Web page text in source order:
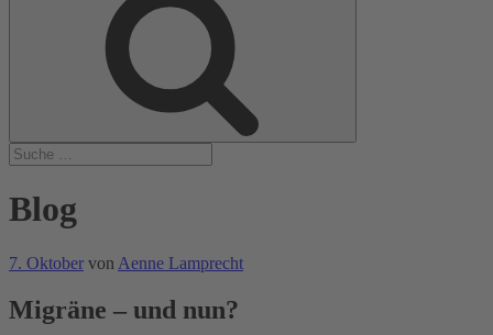
Blog
Veröffentlicht
7. Oktober von Aenne Lamprecht
Migräne – und nun?